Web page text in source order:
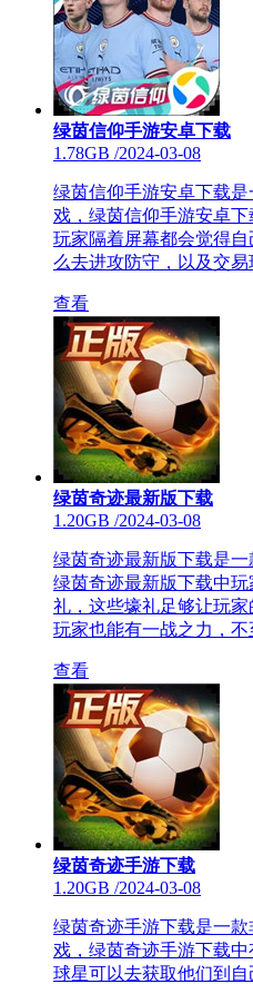
绿茵信仰手游安卓下载
1.78GB /2024-03-08
绿茵信仰手游安卓下载
戏，绿茵信仰手游安卓
玩家隔着屏幕都会觉得
么去进攻防守，以及交易
查看
绿茵奇迹最新版下载
1.20GB /2024-03-08
绿茵奇迹最新版下载是一
绿茵奇迹最新版下载中
礼，这些壕礼足够让玩
玩家也能有一战之力，不
查看
绿茵奇迹手游下载
1.20GB /2024-03-08
绿茵奇迹手游下载是一
戏，绿茵奇迹手游下载
球星可以去获取他们到